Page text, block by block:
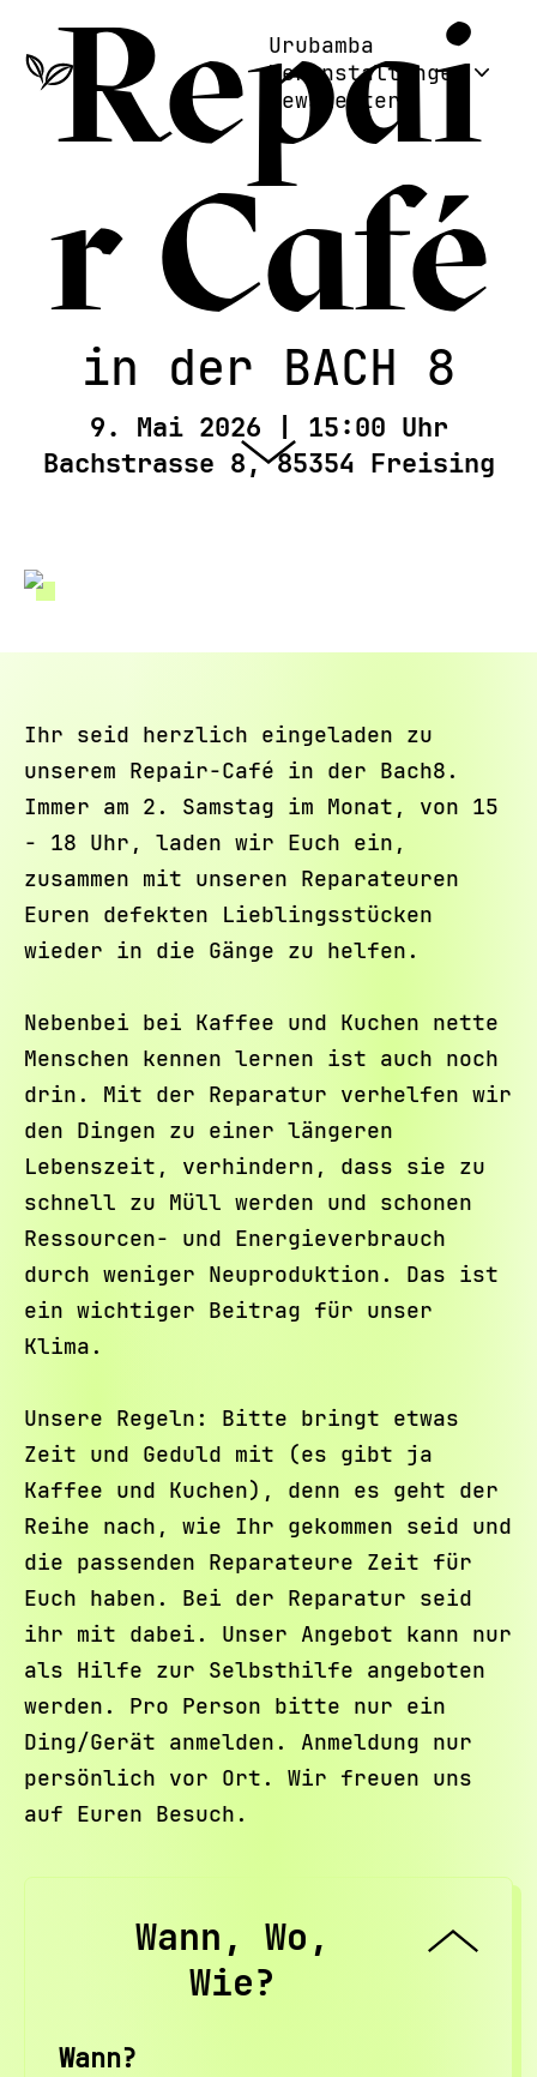
Urubamba
Veranstaltungen
In Eching
Vorträge
Repair Cafe
Radtouren
Film
Fest
Exkursionen
Newsletter
Repai
r Café
in der BACH 8
9. Mai 2026 | 15:00 Uhr
Bachstrasse 8, 85354 Freising
Ihr seid herzlich eingeladen zu
unserem Repair-Café in der Bach8.
Immer am 2. Samstag im Monat, von 15
- 18 Uhr, laden wir Euch ein,
zusammen mit unseren Reparateuren
Euren defekten Lieblingsstücken
wieder in die Gänge zu helfen.
Nebenbei bei Kaffee und Kuchen nette
Menschen kennen lernen ist auch noch
drin. Mit der Reparatur verhelfen wir
den Dingen zu einer längeren
Lebenszeit, verhindern, dass sie zu
schnell zu Müll werden und schonen
Ressourcen- und Energieverbrauch
durch weniger Neuproduktion. Das ist
ein wichtiger Beitrag für unser
Klima.
Unsere Regeln: Bitte bringt etwas
Zeit und Geduld mit (es gibt ja
Kaffee und Kuchen), denn es geht der
Reihe nach, wie Ihr gekommen seid und
die passenden Reparateure Zeit für
Euch haben. Bei der Reparatur seid
ihr mit dabei. Unser Angebot kann nur
als Hilfe zur Selbsthilfe angeboten
werden. Pro Person bitte nur ein
Ding/Gerät anmelden. Anmeldung nur
persönlich vor Ort. Wir freuen uns
auf Euren Besuch.
Wann, Wo,
Wie?
Wann?